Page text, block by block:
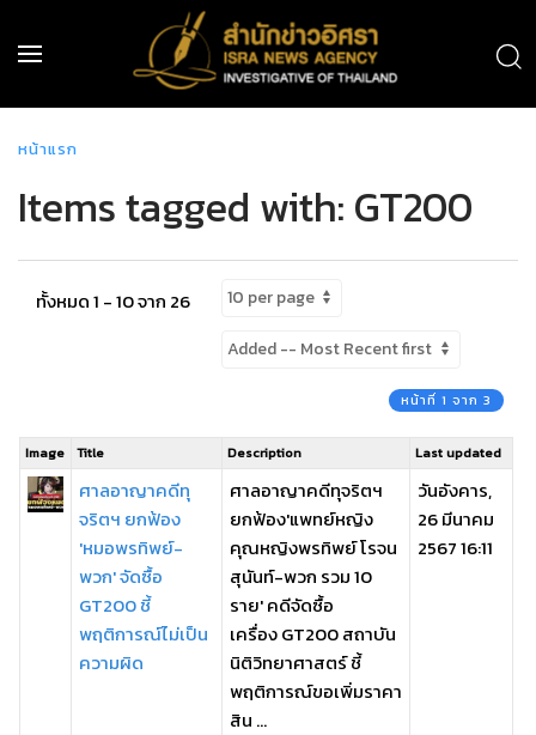
หน้าแรก
Items tagged with: GT200
ทั้งหมด 1 - 10 จาก 26
หน้าที่ 1 จาก 3
Image Title Description Last updated
ศาลอาญาคดีทุ
จริตฯ ยกฟ้อง
'หมอพรทิพย์-
พวก' จัดซื้อ
GT200 ชี้
พฤติการณ์ไม่เป็น
ความผิด
ศาลอาญาคดีทุจริตฯ
ยกฟ้อง'แพทย์หญิง
คุณหญิงพรทิพย์ โรจน
สุนันท์-พวก รวม 10
ราย' คดีจัดซื้อ
เครื่อง GT200 สถาบัน
นิติวิทยาศาสตร์ ชี้
พฤติการณ์ขอเพิ่มราคา
สิน ...
วันอังคาร,
26 มีนาคม
2567 16:11